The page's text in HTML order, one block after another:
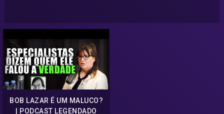
BOB LAZAR É UM MALUCO?
| PODCAST LEGENDADO